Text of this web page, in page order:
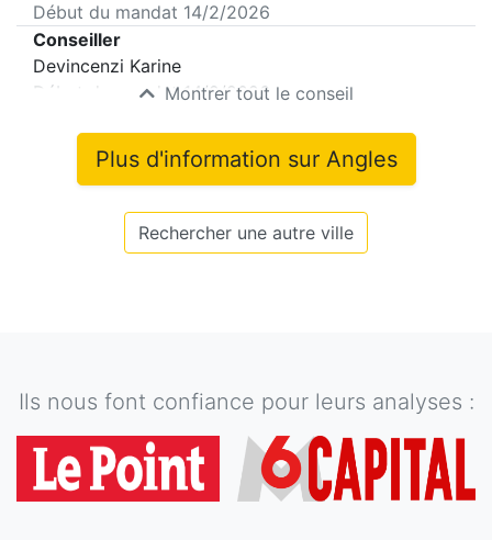
Début du mandat 14/2/2026
Conseiller
Devincenzi Karine
Début du mandat14/2/2026
Montrer tout le conseil
Plus d'information sur Angles
Rechercher une autre ville
Ils nous font confiance pour leurs analyses :